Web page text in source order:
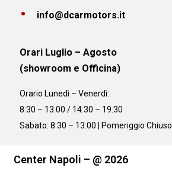
info@dcarmotors.it
Orari Luglio – Agosto
(showroom e Officina)
Orario Lunedì – Venerdì:
8:30 – 13:00 / 14:30 – 19:30
Sabato: 8:30 – 13:00 | Pomeriggio Chiuso
Center Napoli – @ 2026